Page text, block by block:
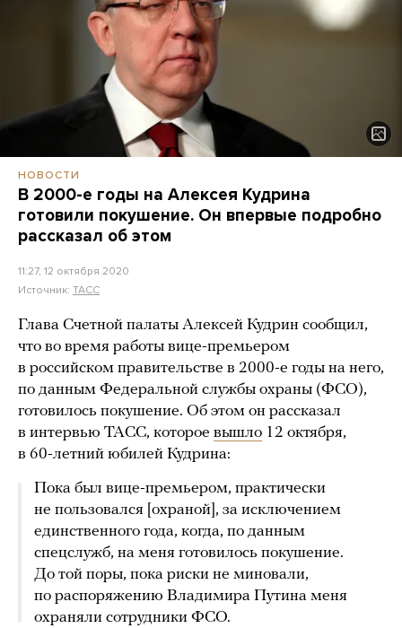
НОВОСТИ
В 2000-е годы на Алексея Кудрина
готовили покушение. Он впервые подробно
рассказал об этом
11:27, 12 октября 2020
Источник: ТАСС
Глава Счетной палаты Алексей Кудрин сообщил,
что во время работы вице-премьером
в российском правительстве в 2000-е годы на него,
по данным Федеральной службы охраны (ФСО),
готовилось покушение. Об этом он рассказал
в интервью ТАСС, которое вышло 12 октября,
в 60-летний юбилей Кудрина:
Пока был вице-премьером, практически
не пользовался [охраной], за исключением
единственного года, когда, по данным
спецслужб, на меня готовилось покушение.
До той поры, пока риски не миновали,
по распоряжению Владимира Путина меня
охраняли сотрудники ФСО.